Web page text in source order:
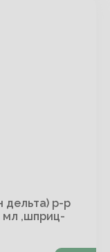
дельта) р-р
мл ,шприц-